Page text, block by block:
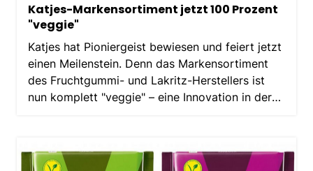
Katjes-Markensortiment jetzt 100 Prozent
"veggie"
Katjes hat Pioniergeist bewiesen und feiert jetzt
einen Meilenstein. Denn das Markensortiment
des Fruchtgummi- und Lakritz-Herstellers ist
nun komplett "veggie" – eine Innovation in der